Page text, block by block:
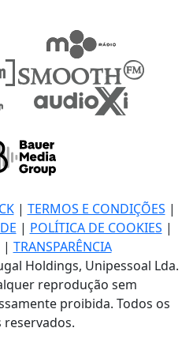
| TERMOS E CONDIÇÕES |
| POLÍTICA DE COOKIES |
| TRANSPARÊNCIA
Holdings, Unipessoal Lda.
reprodução sem
proibida. Todos os